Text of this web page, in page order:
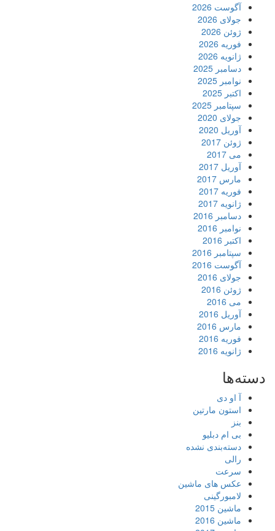
آگوست 2026
جولای 2026
ژوئن 2026
فوریه 2026
ژانویه 2026
دسامبر 2025
نوامبر 2025
اکتبر 2025
سپتامبر 2025
جولای 2020
آوریل 2020
ژوئن 2017
می 2017
آوریل 2017
مارس 2017
فوریه 2017
ژانویه 2017
دسامبر 2016
نوامبر 2016
اکتبر 2016
سپتامبر 2016
آگوست 2016
جولای 2016
ژوئن 2016
می 2016
آوریل 2016
مارس 2016
فوریه 2016
ژانویه 2016
دسته‌ها
آ او دی
استون مارتین
بنز
بی ام دبلیو
دسته‌بندی نشده
رالی
سرعت
عکس های ماشین
لامبورگینی
ماشین 2015
ماشین 2016